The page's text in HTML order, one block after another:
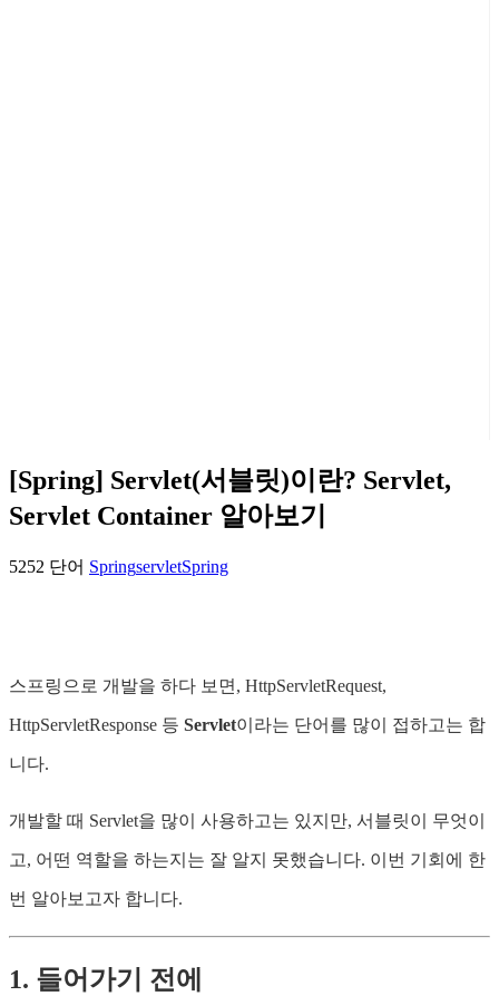
[Spring] Servlet(서블릿)이란? Servlet,
Servlet Container 알아보기
5252 단어 SpringservletSpring
스프링으로 개발을 하다 보면, HttpServletRequest,
HttpServletResponse 등 Servlet이라는 단어를 많이 접하고는 합
니다.
개발할 때 Servlet을 많이 사용하고는 있지만, 서블릿이 무엇이
고, 어떤 역할을 하는지는 잘 알지 못했습니다. 이번 기회에 한
번 알아보고자 합니다.
1. 들어가기 전에